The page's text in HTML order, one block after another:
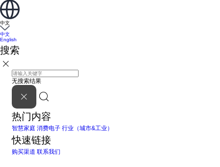
中文
中文
English
搜索
无搜索结果
热门内容
智慧家庭 消费电子 行业（城市&工业）
快速链接
购买渠道 联系我们